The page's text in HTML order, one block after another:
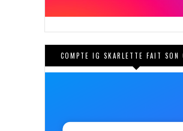
COMPTE IG SKARLETTE FAIT SON